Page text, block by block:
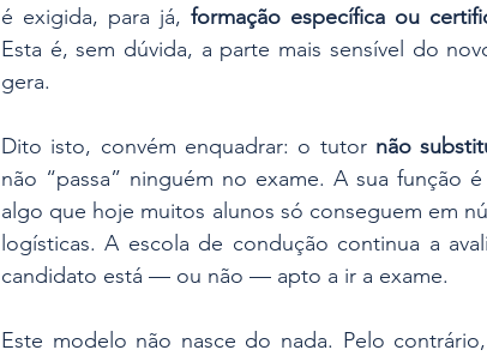
é exigida, para já, formação específica ou
Esta é, sem dúvida, a parte mais sensível do
gera.
Dito isto, convém enquadrar: o tutor não
não “passa” ninguém no exame. A sua função
algo que hoje muitos alunos só conseguem em
logísticas. A escola de condução continua a
candidato está — ou não — apto a ir a exame.
Este modelo não nasce do nada. Pelo contrário,